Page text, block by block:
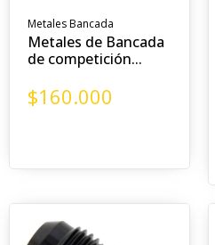
Metales Bancada
Metales de Bancada
de competición...
$160.000